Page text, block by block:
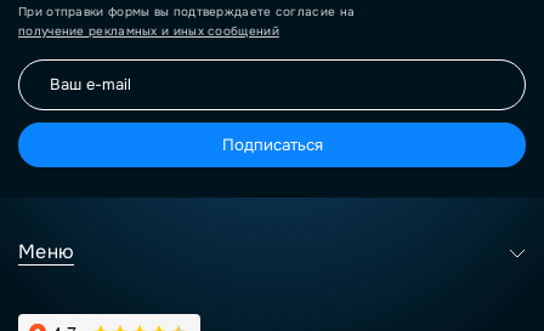
При отправки формы вы подтверждаете согласие на
получение рекламных и иных сообщений
Подписаться
Меню